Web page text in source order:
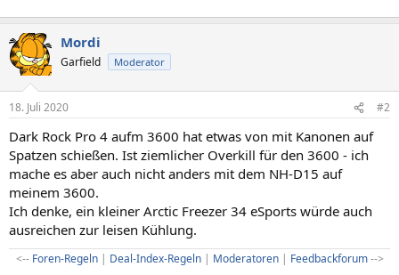
Mordi
Garfield Moderator
18. Juli 2020 #2
Dark Rock Pro 4 aufm 3600 hat etwas von mit Kanonen auf
Spatzen schießen. Ist ziemlicher Overkill für den 3600 - ich
mache es aber auch nicht anders mit dem NH-D15 auf
meinem 3600.
Ich denke, ein kleiner Arctic Freezer 34 eSports würde auch
ausreichen zur leisen Kühlung.
<-- Foren-Regeln| Deal-Index-Regeln| Moderatoren| Feedbackforum-->​